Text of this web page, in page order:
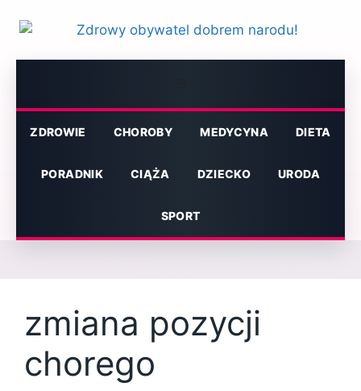
ZDROWIE CHOROBY MEDYCYNA DIETA
PORADNIK CIĄŻA DZIECKO URODA
SPORT
zmiana pozycji
chorego